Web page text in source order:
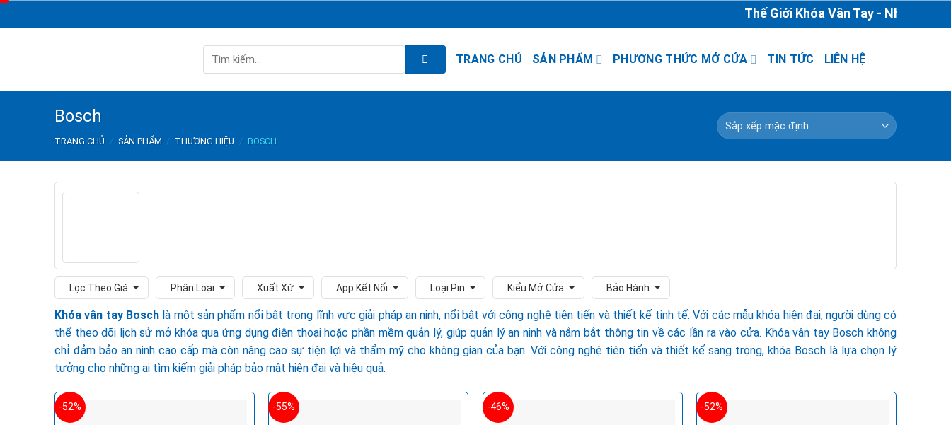
to
Thế Giới Khóa Vân Tay - Nhà Phân
kiếm:
TRANG CHỦ SẢN PHẨM PHƯƠNG THỨC MỞ CỬA TIN TỨC LIÊN HỆ
Bosch
TRANG CHỦ / SẢN PHẨM / THƯƠNG HIỆU / BOSCH
Lọc Theo Giá Phân Loại Xuất Xứ App Kết Nối Loại Pin Kiểu Mở Cửa Bảo Hành
Khóa vân tay Boschlà một sản phẩm nổi bật trong lĩnh vực giải pháp an ninh, nổi bật với công nghệ tiên tiến và thiết kế tinh tế. Với các mẫu khóa hiện đại, người dùng có
thể theo dõi lịch sử mở khóa qua ứng dụng điện thoại hoặc phần mềm quản lý, giúp quản lý an ninh và nắm bắt thông tin về các lần ra vào cửa. Khóa vân tay Bosch không
chỉ đảm bảo an ninh cao cấp mà còn nâng cao sự tiện lợi và thẩm mỹ cho không gian của bạn. Với công nghệ tiên tiến và thiết kế sang trọng, khóa Bosch là lựa chọn lý
tưởng cho những ai tìm kiếm giải pháp bảo mật hiện đại và hiệu quả.
-52% -55% -46% -52%